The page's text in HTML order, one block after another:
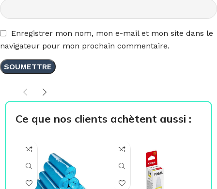
Enregistrer mon nom, mon e-mail et mon site dans le
navigateur pour mon prochain commentaire.
Ce que nos clients achètent aussi :